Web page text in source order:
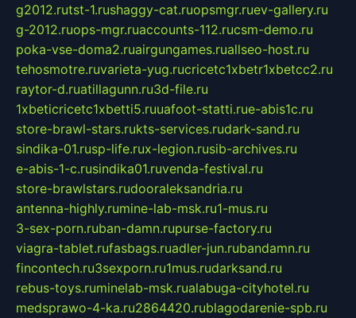
g2012.rutst-1.rushaggy-cat.ruopsmgr.ruev-gallery.ru
g-2012.ruops-mgr.ruaccounts-112.rucsm-demo.ru
poka-vse-doma2.ruairgungames.ruallseo-host.ru
tehosmotre.ruvarieta-yug.rucricetc1xbetr1xbetcc2.ru
raytor-d.ruatillagunn.ru3d-file.ru
1xbeticricetc1xbetti5.ruuafoot-statti.rue-abis1c.ru
store-brawl-stars.rukts-services.rudark-sand.ru
sindika-01.rusp-life.rux-legion.rusib-archives.ru
e-abis-1-c.rusindika01.ruvenda-festival.ru
store-brawlstars.rudooraleksandria.ru
antenna-highly.rumine-lab-msk.ru1-mus.ru
3-sex-porn.ruban-damn.rupurse-factory.ru
viagra-tablet.rufasbags.ruadler-jun.rubandamn.ru
fincontech.ru3sexporn.ru1mus.rudarksand.ru
rebus-toys.ruminelab-msk.rualabuga-cityhotel.ru
medsprawo-4-ka.ru2864420.rublagodarenie-spb.ru